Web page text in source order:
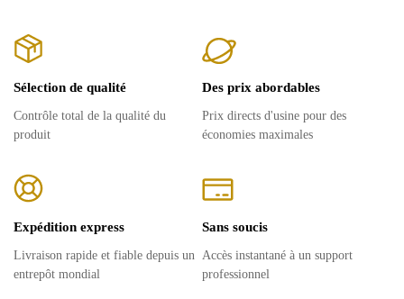
Sélection de qualité
Contrôle total de la qualité du
produit
Des prix abordables
Prix ​​directs d'usine pour des
économies maximales
Expédition express
Livraison rapide et fiable depuis un
entrepôt mondial
Sans soucis
Accès instantané à un support
professionnel